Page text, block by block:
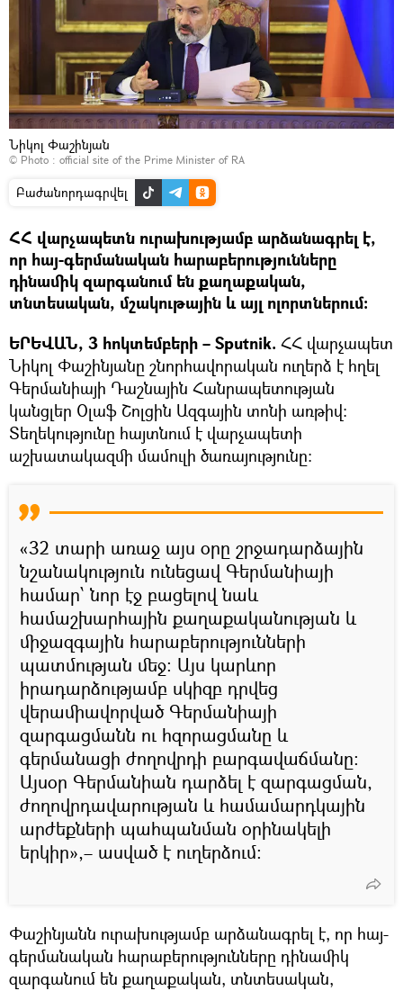
Նիկոլ Փաշինյան
© Photo : official site of the Prime Minister of RA
Բաժանորդագրվել
ՀՀ վարչապետն ուրախությամբ արձանագրել է,
որ հայ-գերմանական հարաբերությունները
դինամիկ զարգանում են քաղաքական,
տնտեսական, մշակութային և այլ ոլորտներում։
ԵՐԵՎԱՆ, 3 հոկտեմբերի – Sputnik. ՀՀ վարչապետ
Նիկոլ Փաշինյանը շնորհավորական ուղերձ է հղել
Գերմանիայի Դաշնային Հանրապետության
կանցլեր Օլաֆ Շոլցին Ազգային տոնի առթիվ:
Տեղեկությունը հայտնում է վարչապետի
աշխատակազմի մամուլի ծառայությունը։
«32 տարի առաջ այս օրը շրջադարձային
նշանակություն ունեցավ Գերմանիայի
համար՝ նոր էջ բացելով նաև
համաշխարհային քաղաքականության և
միջազգային հարաբերությունների
պատմության մեջ: Այս կարևոր
իրադարձությամբ սկիզբ դրվեց
վերամիավորված Գերմանիայի
զարգացմանն ու հզորացմանը և
գերմանացի ժողովրդի բարգավաճմանը:
Այսօր Գերմանիան դարձել է զարգացման,
ժողովրդավարության և համամարդկային
արժեքների պահպանման օրինակելի
երկիր»,– ասված է ուղերձում։
Փաշինյանն ուրախությամբ արձանագրել է, որ հայ-
գերմանական հարաբերությունները դինամիկ
զարգանում են քաղաքական, տնտեսական,